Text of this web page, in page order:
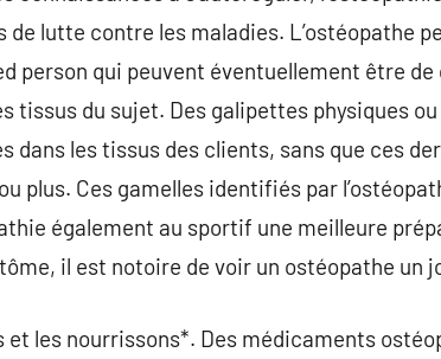
lutte contre les maladies. L’ostéopathe
person qui peuvent éventuellement être de
tissus du sujet. Des galipettes physiques
dans les tissus des clients, sans que ces
plus. Ces gamelles identifiés par
également au sportif une meilleure
il est notoire de voir un ostéopathe un
et les nourrissons*. Des médicaments